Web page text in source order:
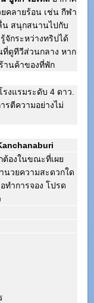
คลายร้อน เช่น กีฬา
น สนุกสนานไปกับ
จักระหว่างทริปได้
ที่ดูทีวีส่วนกลาง หาก
านค้าของที่พัก
รงแรมระดับ 4 ดาว.
รตีความอย่างไม่
ต้องในขณะที่เผย
นวยความสะดวกใด
ทำการจอง โปรด